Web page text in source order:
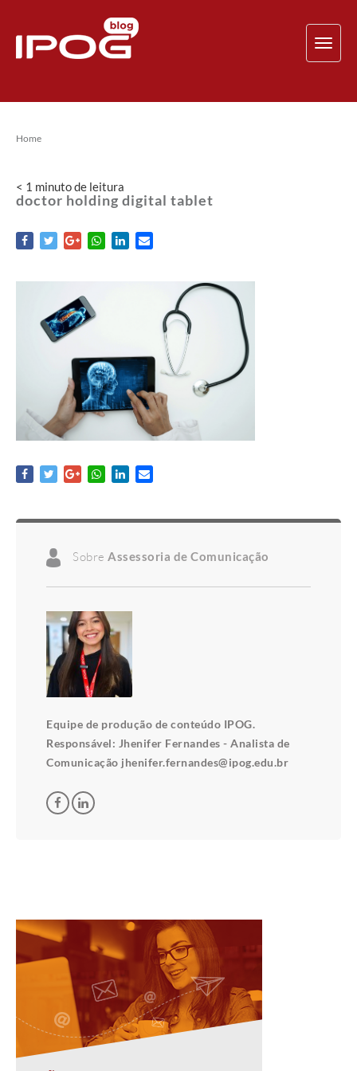
Home
< 1 minutode leitura
doctor holding digital tablet
Sobre Assessoria de Comunicação
Equipe de produção de conteúdo IPOG.
Responsável: Jhenifer Fernandes - Analista de
Comunicação jhenifer.fernandes@ipog.edu.br